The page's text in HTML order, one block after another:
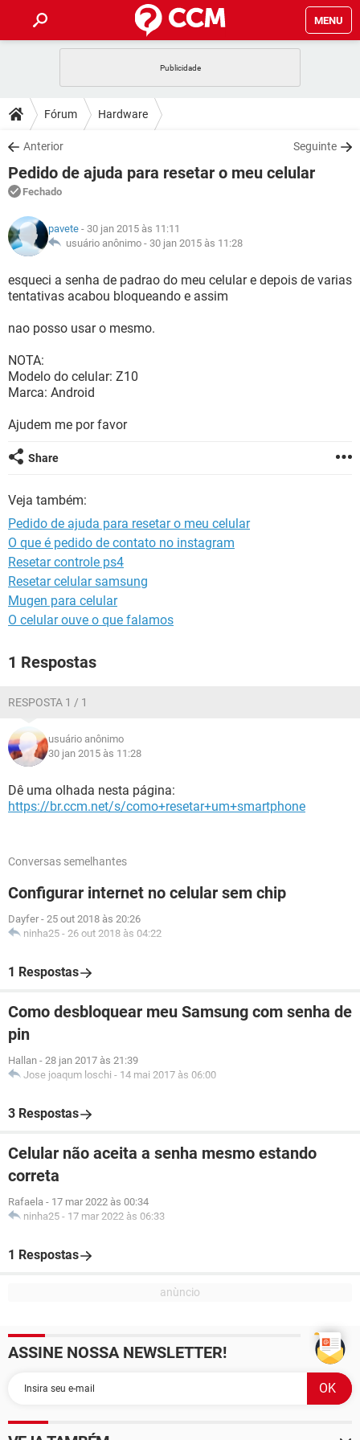
MENU
CELULAR
OUTLOOK
INSTAGRAM GMAIL
GUIA DE COMPRAS
DICAS
JOGOS
OUTLOOK
INSTAGRAM
GUIA DE COMPRAS
DOWNLOADS
JOGOS WHATSAPP
CELULAR
OUTLOOK
INSTAGRAM
GUIA DE COMPRAS
FÓRUM
JOGOS
CELULAR FACEBOOK
INSTAGRAM GMAIL
GUIA DE COMPRAS
GLOSSÁRIO
JOGOS
CELULAR FACEBOOK
INSTAGRAM
GUIA DE COMPRAS
Fórum Hardware
Anterior Seguinte
Pedido de ajuda para resetar o meu celular
Fechado
pavete - 30 jan 2015 às 11:11
usuário anônimo - 30 jan 2015 às 11:28
esqueci a senha de padrao do meu celular e depois de varias
tentativas acabou bloqueando e assim
nao posso usar o mesmo.
NOTA:
Modelo do celular: Z10
Marca: Android
Ajudem me por favor
Share
Veja também:
Pedido de ajuda para resetar o meu celular
O que é pedido de contato no instagram
Resetar controle ps4
Resetar celular samsung
Mugen para celular
O celular ouve o que falamos
1 Respostas
RESPOSTA 1 / 1
usuário anônimo
30 jan 2015 às 11:28
Dê uma olhada nesta página:
https://br.ccm.net/s/como+resetar+um+smartphone
Conversas semelhantes
Configurar internet no celular sem chip
Dayfer - 25 out 2018 às 20:26
ninha25 - 26 out 2018 às 04:22
1 Respostas
Como desbloquear meu Samsung com senha de
pin
Hallan - 28 jan 2017 às 21:39
Jose joaqum loschi - 14 mai 2017 às 06:00
3 Respostas
Celular não aceita a senha mesmo estando
correta
Rafaela - 17 mar 2022 às 00:34
ninha25 - 17 mar 2022 às 06:33
1 Respostas
ASSINE NOSSA NEWSLETTER!